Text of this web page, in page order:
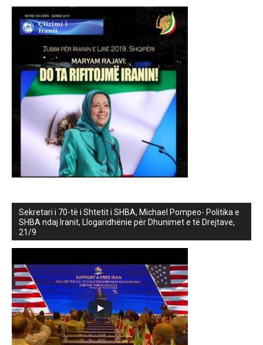
Sekretari i 70-të i Shtetit i SHBA, Michael Pompeo- Politika e
SHBA ndaj Iranit, Llogaridhënie për Dhunimet e të Drejtave,
21/9